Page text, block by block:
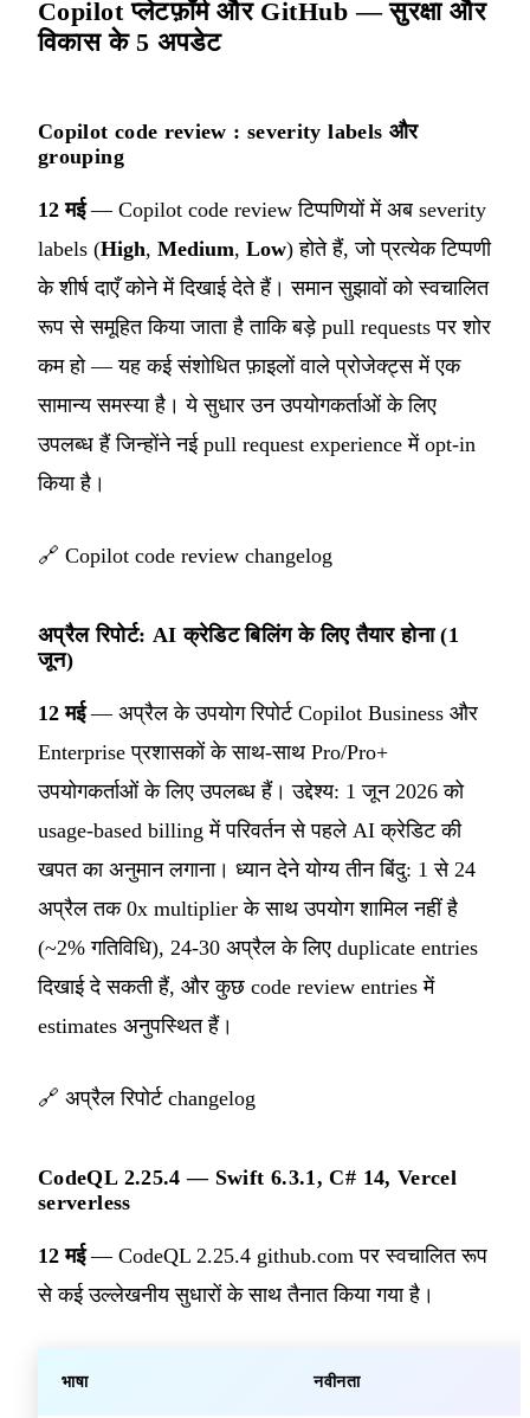
Copilot प्लेटफ़ॉर्म और GitHub — सुरक्षा और
विकास के 5 अपडेट
Copilot code review : severity labels और
grouping
12 मई— Copilot code review टिप्पणियों में अब severity
labels (High, Medium, Low) होते हैं, जो प्रत्येक टिप्पणी
के शीर्ष दाएँ कोने में दिखाई देते हैं। समान सुझावों को स्वचालित
रूप से समूहित किया जाता है ताकि बड़े pull requests पर शोर
कम हो — यह कई संशोधित फ़ाइलों वाले प्रोजेक्ट्स में एक
सामान्य समस्या है। ये सुधार उन उपयोगकर्ताओं के लिए
उपलब्ध हैं जिन्होंने नई pull request experience में opt-in
किया है।
🔗 Copilot code review changelog
अप्रैल रिपोर्ट: AI क्रेडिट बिलिंग के लिए तैयार होना (1
जून)
12 मई— अप्रैल के उपयोग रिपोर्ट Copilot Business और
Enterprise प्रशासकों के साथ-साथ Pro/Pro+
उपयोगकर्ताओं के लिए उपलब्ध हैं। उद्देश्य: 1 जून 2026 को
usage-based billing में परिवर्तन से पहले AI क्रेडिट की
खपत का अनुमान लगाना। ध्यान देने योग्य तीन बिंदु: 1 से 24
अप्रैल तक 0x multiplier के साथ उपयोग शामिल नहीं है
(~2% गतिविधि), 24-30 अप्रैल के लिए duplicate entries
दिखाई दे सकती हैं, और कुछ code review entries में
estimates अनुपस्थित हैं।
🔗 अप्रैल रिपोर्ट changelog
CodeQL 2.25.4 — Swift 6.3.1, C# 14, Vercel
serverless
12 मई— CodeQL 2.25.4 github.com पर स्वचालित रूप
से कई उल्लेखनीय सुधारों के साथ तैनात किया गया है।
भाषा नवीनता